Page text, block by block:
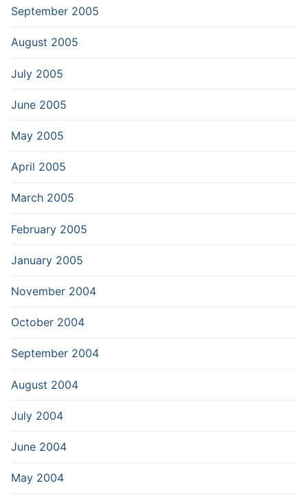
September 2005
August 2005
July 2005
June 2005
May 2005
April 2005
March 2005
February 2005
January 2005
November 2004
October 2004
September 2004
August 2004
July 2004
June 2004
May 2004